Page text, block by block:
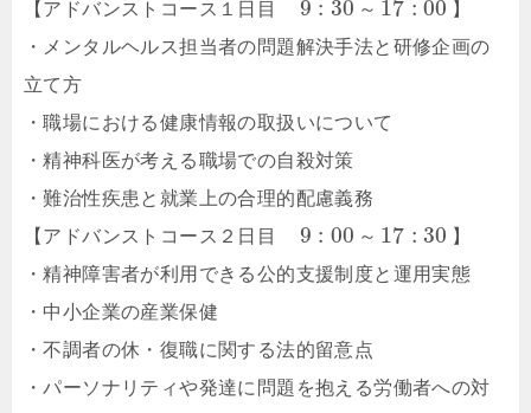
【アドバンストコース１日目
9 : 30 ～ 17 : 00 】
・メンタルヘルス担当者の問題解決手法と研修企画の
立て方
・職場における健康情報の取扱いについて
・精神科医が考える職場での自殺対策
・難治性疾患と就業上の合理的配慮義務
【アドバンストコース２日目
9 : 00 ～ 17 : 30 】
・精神障害者が利用できる公的支援制度と運用実態
・中小企業の産業保健
・不調者の休・復職に関する法的留意点
・パーソナリティや発達に問題を抱える労働者への対